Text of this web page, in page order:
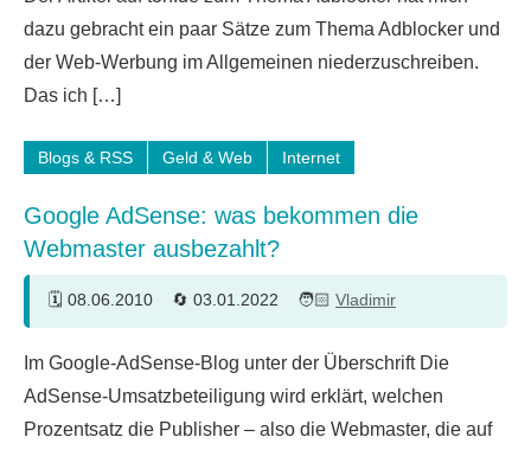
dazu gebracht ein paar Sätze zum Thema Adblocker und
der Web-Werbung im Allgemeinen niederzuschreiben.
Das ich […]
Blogs & RSS Geld & Web Internet
Google AdSense: was bekommen die
Webmaster ausbezahlt?
08.06.2010 03.01.2022 Vladimir
Kommentare
Im Google-AdSense-Blog unter der Überschrift Die
AdSense-Umsatzbeteiligung wird erklärt, welchen
Prozentsatz die Publisher – also die Webmaster, die auf